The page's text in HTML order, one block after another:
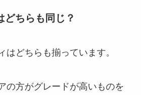
どちらも同じ？
はどちらも揃っています。
の方がグレードが高いものを